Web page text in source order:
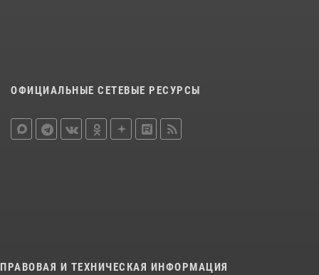
ОФИЦИАЛЬНЫЕ СЕТЕВЫЕ РЕСУРСЫ
ПРАВОВАЯ И ТЕХНИЧЕСКАЯ ИНФОРМАЦИЯ